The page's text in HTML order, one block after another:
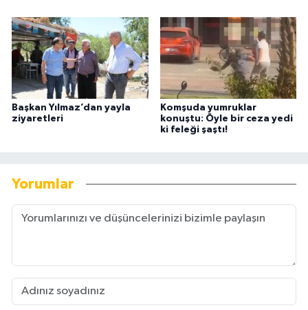
Başkan Yılmaz’dan yayla
ziyaretleri
Komşuda yumruklar
konuştu: Öyle bir ceza yedi
ki feleği şaştı!
Yorumlar